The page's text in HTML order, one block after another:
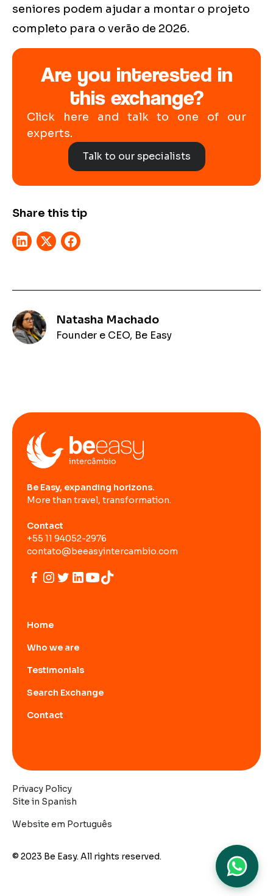
seniores podem ajudar a montar o projeto
completo para o verão de 2026.
Are you interested in
this exchange?
Click here and talk to one of our
experts.
Talk to our specialists
Share this tip
Natasha Machado
Founder e CEO, Be Easy
Be Easy, expanding horizons.
More than travel, transformation.
Contact
+55 11 94052-2976
contato@beeasyintercambio.com
Home
Who we are
Testimonials
Search Exchange
Contact
© 2023 Be Easy. All rights reserved.
Site in Spanish
Website em Português
Privacy Policy